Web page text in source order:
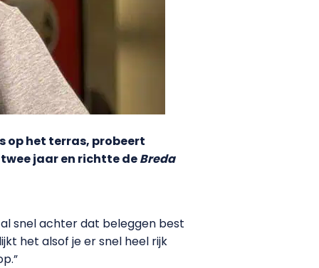
op het terras, probeert
jaar en richtte deBreda
snel achter dat beleggen best
het alsof je er snel heel rijk